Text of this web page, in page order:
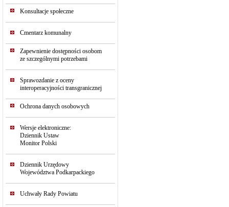
Konsultacje społeczne
Cmentarz komunalny
Zapewnienie dostępności osobom
ze szczególnymi potrzebami
Sprawozdanie z oceny
interoperacyjności transgranicznej
Ochrona danych osobowych
Wersje elektroniczne:
Dziennik Ustaw
Monitor Polski
Dziennik Urzędowy
Województwa Podkarpackiego
Uchwały Rady Powiatu